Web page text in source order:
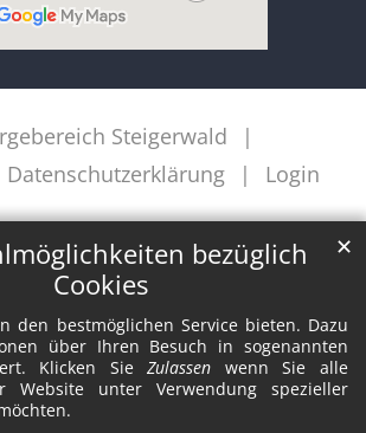
bezüglich
Cookies
den bestmöglichen Service bieten. Dazu
über Ihren Besuch in sogenannten
Klicken SieZulassen wenn Sie alle
Website unter Verwendung spezieller
✕
Steigerwald
Datenschutzerklärung Login